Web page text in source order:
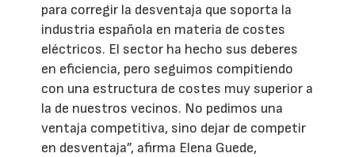
para corregir la desventaja que soporta la
industria española en materia de costes
eléctricos. El sector ha hecho sus deberes
en eficiencia, pero seguimos compitiendo
con una estructura de costes muy superior a
la de nuestros vecinos. No pedimos una
ventaja competitiva, sino dejar de competir
en desventaja”, afirma Elena Guede,